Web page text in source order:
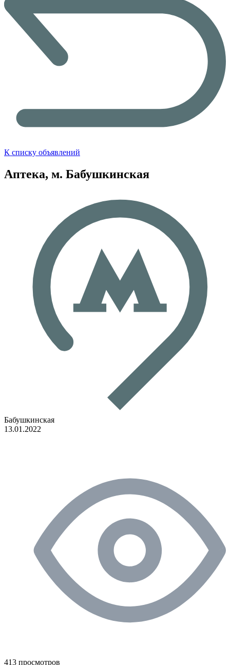
К списку объявлений
Аптека, м. Бабушкинская
Бабушкинская
13.01.2022
413 просмотров